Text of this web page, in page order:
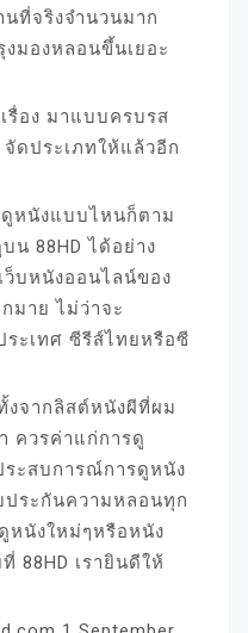
ที่จริงจำนวนมาก
งมองหลอนขึ้นเยอะ
รื่อง มาแบบครบรส
ดประเภทให้แล้วอีก
หนังแบบไหนก็ตาม
น 88HD ได้อย่าง
ว็บหนังออนไลน์ของ
มาย ไม่ว่าจะ
ะเทศ ซีรีส์ไทยหรือซี
จากลิสต์หนังผีที่ผม
ควรค่าแก่การดู
ะสบการณ์การดูหนัง
ประกันความหลอนทุก
นังใหม่ๆหรือหนัง
88HD เรายินดีให้